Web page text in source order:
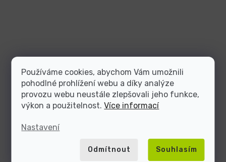
Používáme cookies, abychom Vám umožnili
pohodlné prohlížení webu a díky analýze
provozu webu neustále zlepšovali jeho funkce,
výkon a použitelnost.Více informací
Nastavení
Odmítnout Souhlasím